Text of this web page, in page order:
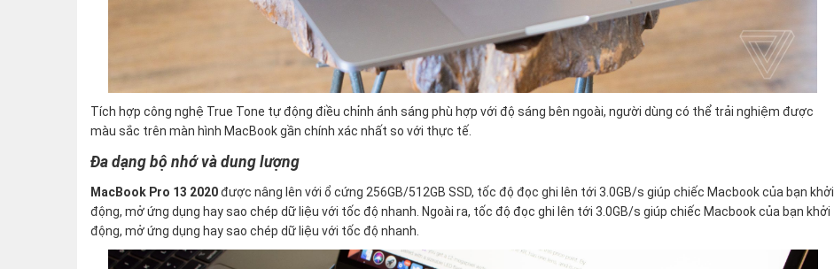
Tích hợp công nghệ True Tone tự động điều chỉnh ánh sáng phù hợp với độ sáng bên ngoài, người dùng có thể trải nghiệm được
màu sắc trên màn hình MacBook gần chính xác nhất so với thực tế.
Đa dạng bộ nhớ và dung lượng
MacBook Pro 13 2020được nâng lên với ổ cứng 256GB/512GB SSD, tốc độ đọc ghi lên tới 3.0GB/s giúp chiếc Macbook của bạn khởi
động, mở ứng dụng hay sao chép dữ liệu với tốc độ nhanh. Ngoài ra, tốc độ đọc ghi lên tới 3.0GB/s giúp chiếc Macbook của bạn khởi
động, mở ứng dụng hay sao chép dữ liệu với tốc độ nhanh.